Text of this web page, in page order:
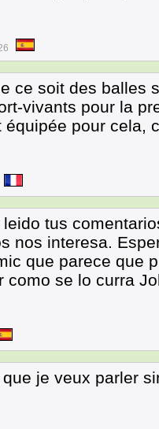
ce soit des balles
vivants pour la
équipée pour cela,
tus
nos interesa.
que parece que
como se lo curra
je veux parler